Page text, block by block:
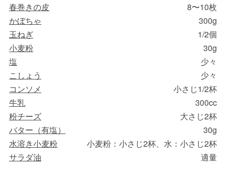
春巻きの皮
8〜10枚
かぼちゃ
300g
玉ねぎ
1/2個
小麦粉
30g
塩
少々
こしょう
少々
コンソメ
小さじ1/2杯
牛乳
300cc
粉チーズ
大さじ2杯
バター（有塩）
30g
水溶き小麦粉
小麦粉：小さじ2杯、水：小さじ2杯
サラダ油
適量